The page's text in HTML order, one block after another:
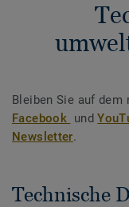
Bleiben Sie auf dem
Facebook und
Newsletter.
Technische